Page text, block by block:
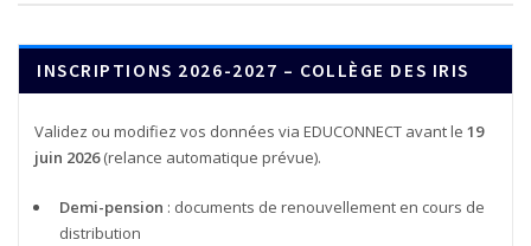
INSCRIPTIONS 2026-2027 – COLLÈGE DES IRIS
Validez ou modifiez vos données via EDUCONNECT avant le 19
juin 2026(relance automatique prévue).
Demi-pension : documents de renouvellement en cours de
distribution